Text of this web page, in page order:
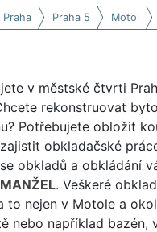
Praha 5 Motol
v městské čtvrti
rekonstruovat
Potřebujete obložit
obkladačské
obkladů a obkládání
. Veškeré
to nejen v Motole a
nebo například